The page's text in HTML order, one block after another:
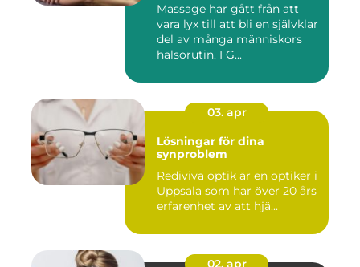
Massage har gått från att
vara lyx till att bli en självklar
del av många människors
hälsorutin. I G...
03. apr
Lösningar för dina
synproblem
Rediviva optik är en optiker i
Uppsala som har över 20 års
erfarenhet av att hjä...
02. apr